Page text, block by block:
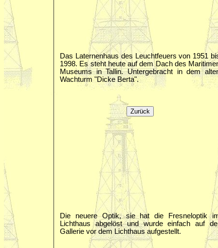
Das Laternenhaus des Leuchtfeuers von 1951
1998. Es steht heute auf dem Dach des
Museums in Tallin. Untergebracht in dem
Wachturm "Dicke Berta".
Die neuere Optik, sie hat die Fresneloptik
Lichthaus abgelöst und wurde einfach auf
Gallerie vor dem Lichthaus aufgestellt.